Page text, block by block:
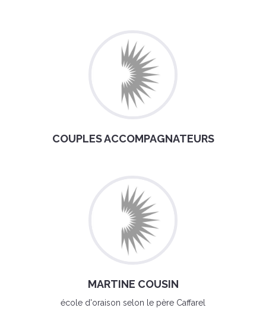
COUPLES ACCOMPAGNATEURS
MARTINE COUSIN
école d'oraison selon le père Caffarel